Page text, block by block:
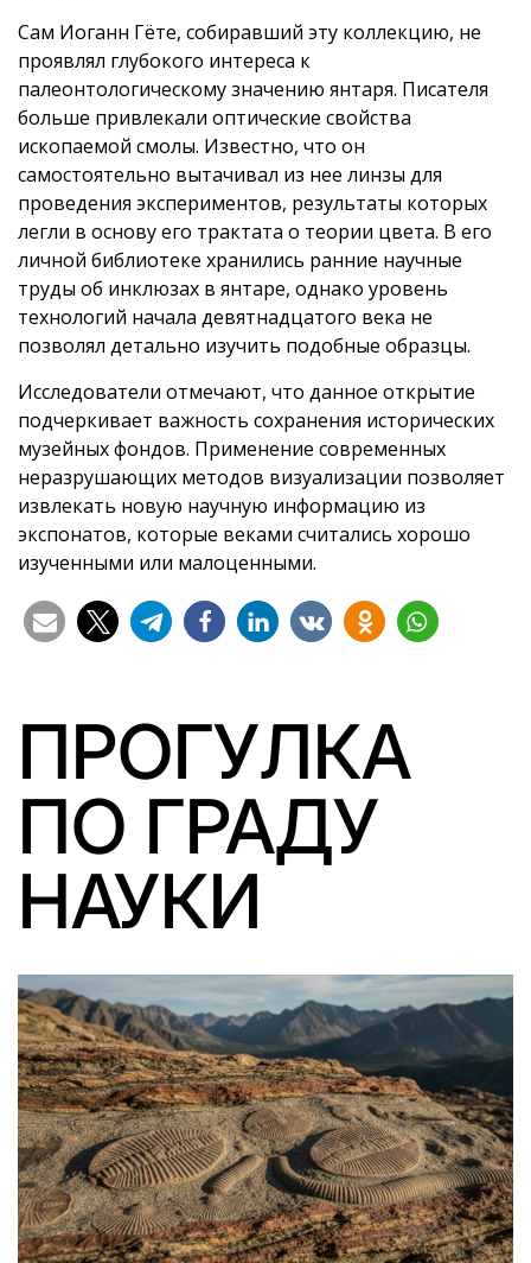
Сам Иоганн Гёте, собиравший эту коллекцию, не
проявлял глубокого интереса к
палеонтологическому значению янтаря. Писателя
больше привлекали оптические свойства
ископаемой смолы. Известно, что он
самостоятельно вытачивал из нее линзы для
проведения экспериментов, результаты которых
легли в основу его трактата о теории цвета. В его
личной библиотеке хранились ранние научные
труды об инклюзах в янтаре, однако уровень
технологий начала девятнадцатого века не
позволял детально изучить подобные образцы.
Исследователи отмечают, что данное открытие
подчеркивает важность сохранения исторических
музейных фондов. Применение современных
неразрушающих методов визуализации позволяет
извлекать новую научную информацию из
экспонатов, которые веками считались хорошо
изученными или малоценными.
ПРОГУЛКА
ПО ГРАДУ
НАУКИ